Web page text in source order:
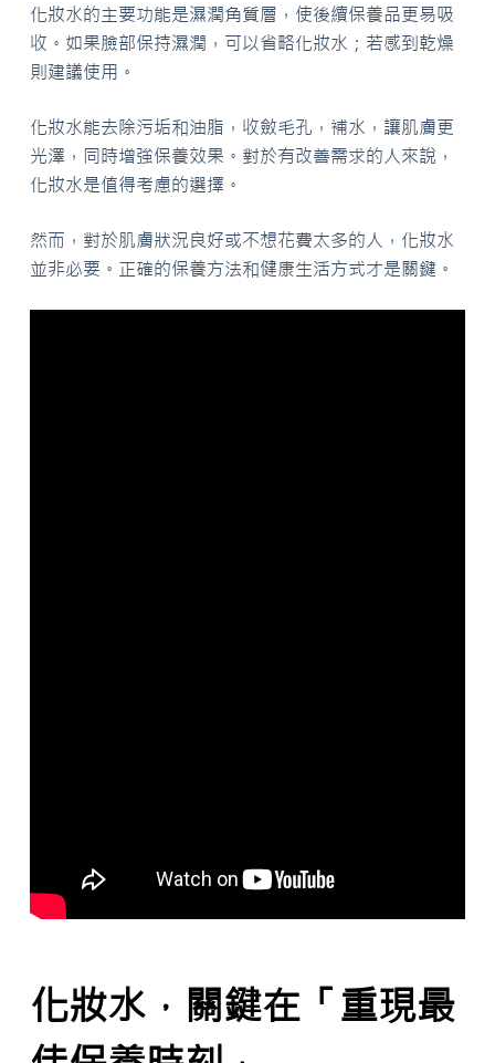
化妝水的主要功能是濕潤角質層，使後續保養品更易吸
收。如果臉部保持濕潤，可以省略化妝水；若感到乾燥
則建議使用。
化妝水能去除污垢和油脂，收斂毛孔，補水，讓肌膚更
光澤，同時增強保養效果。對於有改善需求的人來說，
化妝水是值得考慮的選擇。
然而，對於肌膚狀況良好或不想花費太多的人，化妝水
並非必要。正確的保養方法和健康生活方式才是關鍵。
化妝水，關鍵在「重現最